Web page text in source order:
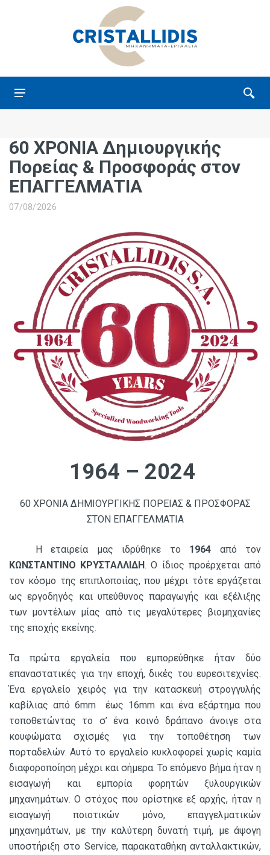
60 ΧΡΟΝΙΑ Δημιουργικής
Πορείας & Προσφοράς στον
ΕΠΑΓΓΕΛΜΑΤΙΑ
07/08/2026
1964 – 2024
60 ΧΡΟΝΙΑ ΔΗΜΙΟΥΡΓΙΚΗΣ ΠΟΡΕΙΑΣ & ΠΡΟΣΦΟΡΑΣ
ΣΤΟΝ ΕΠΑΓΓΕΛΜΑΤΙΑ
Η εταιρεία μας ιδρύθηκε το 1964 από τον
ΚΩΝΣΤΑΝΤΙΝΟ ΚΡΥΣΤΑΛΛΙΔΗ. Ο ίδιος προέρχεται από
τον κόσμο της επιπλοποιίας, που μέχρι τότε εργάζεται
ως εργοδηγός και υπεύθυνος παραγωγής και εξέλιξης
των μοντέλων μίας από τις μεγαλύτερες βιομηχανίες
της εποχής εκείνης.
Τα πρώτα εργαλεία που εμπορεύθηκε ήταν δύο
επαναστατικές για την εποχή, δικές του ευρεσιτεχνίες.
Ένα εργαλείο χειρός για την κατασκευή στρογγυλής
καβίλιας από 6mm έως 16mm και ένα εξάρτημα που
τοποθετώντας το σ’ ένα κοινό δράπανο άνοιγε στα
κουφώματα σχισμές για την τοποθέτηση των
πορταδελών. Αυτό το εργαλείο κυκλοφορεί χωρίς καμία
διαφοροποίηση μέχρι και σήμερα. Το επόμενο βήμα ήταν η
εισαγωγή και εμπορία φορητών ξυλουργικών
μηχανημάτων. Ο στόχος που ορίστηκε εξ αρχής, ήταν η
εισαγωγή ποιοτικών μόνο, επαγγελματικών
μηχανημάτων, με την καλύτερη δυνατή τιμή, με άψογη
υποστήριξη στο Service, παρακαταθήκη ανταλλακτικών,